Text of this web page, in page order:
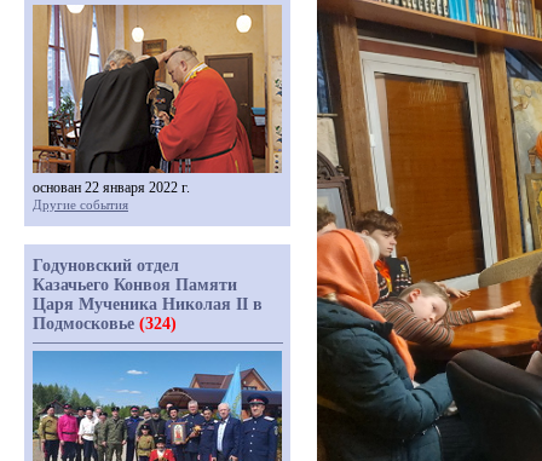
основан 22 января 2022 г.
Другие события
Годуновский отдел
Казачьего Конвоя Памяти
Царя Мученика Николая II в
Подмосковье (324)